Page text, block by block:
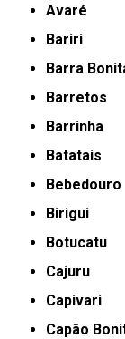
Avaré
Bariri
Barra
Barretos
Barrinha
Batatais
Bebedouro
Birigui
Botucatu
Cajuru
Capivari
Capão